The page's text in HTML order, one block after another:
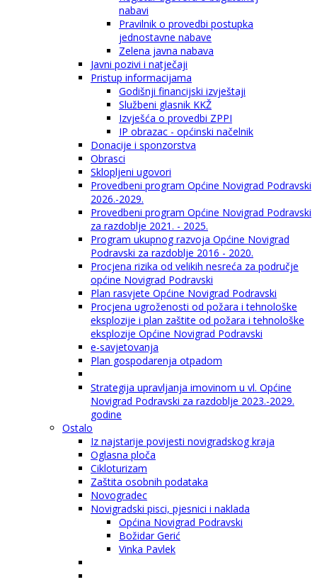
nabavi
Pravilnik o provedbi postupka
jednostavne nabave
Zelena javna nabava
Javni pozivi i natječaji
Pristup informacijama
Godišnji financijski izvještaji
Službeni glasnik KKŽ
Izvješća o provedbi ZPPI
IP obrazac - općinski načelnik
Donacije i sponzorstva
Obrasci
Sklopljeni ugovori
Provedbeni program Općine Novigrad Podravski
2026.-2029.
Provedbeni program Općine Novigrad Podravski
za razdoblje 2021. - 2025.
Program ukupnog razvoja Općine Novigrad
Podravski za razdoblje 2016 - 2020.
Procjena rizika od velikih nesreća za područje
općine Novigrad Podravski
Plan rasvjete Općine Novigrad Podravski
Procjena ugroženosti od požara i tehnološke
eksplozije i plan zaštite od požara i tehnološke
eksplozije Općine Novigrad Podravski
e-savjetovanja
Plan gospodarenja otpadom
Strategija upravljanja imovinom u vl. Općine
Novigrad Podravski za razdoblje 2023.-2029.
godine
Ostalo
Iz najstarije povijesti novigradskog kraja
Oglasna ploča
Cikloturizam
Zaštita osobnih podataka
Novogradec
Novigradski pisci, pjesnici i naklada
Općina Novigrad Podravski
Božidar Gerić
Vinka Pavlek